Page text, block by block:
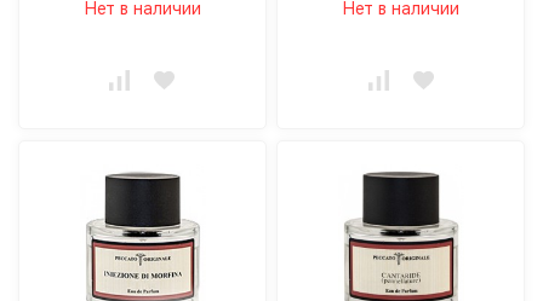
Нет в наличии Нет в наличии